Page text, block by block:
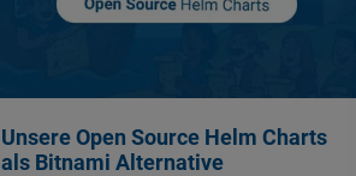
Unsere Open Source Helm Charts
als Bitnami Alternative